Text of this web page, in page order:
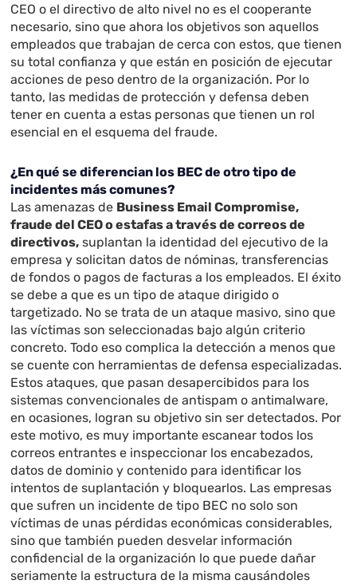
CEO o el directivo de alto nivel no es el cooperante
necesario, sino que ahora los objetivos son aquellos
empleados que trabajan de cerca con estos, que tienen
su total confianza y que están en posición de ejecutar
acciones de peso dentro de la organización. Por lo
tanto, las medidas de protección y defensa deben
tener en cuenta a estas personas que tienen un rol
esencial en el esquema del fraude.
¿En qué se diferencian los BEC de otro tipo de
incidentes más comunes?
Las amenazas de Business Email Compromise,
fraude del CEO o estafas a través de correos de
directivos, suplantan la identidad del ejecutivo de la
empresa y solicitan datos de nóminas, transferencias
de fondos o pagos de facturas a los empleados. El éxito
se debe a que es un tipo de ataque dirigido o
targetizado. No se trata de un ataque masivo, sino que
las víctimas son seleccionadas bajo algún criterio
concreto. Todo eso complica la detección a menos que
se cuente con herramientas de defensa especializadas.
Estos ataques, que pasan desapercibidos para los
sistemas convencionales de antispam o antimalware,
en ocasiones, logran su objetivo sin ser detectados. Por
este motivo, es muy importante escanear todos los
correos entrantes e inspeccionar los encabezados,
datos de dominio y contenido para identificar los
intentos de suplantación y bloquearlos. Las empresas
que sufren un incidente de tipo BEC no solo son
víctimas de unas pérdidas económicas considerables,
sino que también pueden desvelar información
confidencial de la organización lo que puede dañar
seriamente la estructura de la misma causándoles